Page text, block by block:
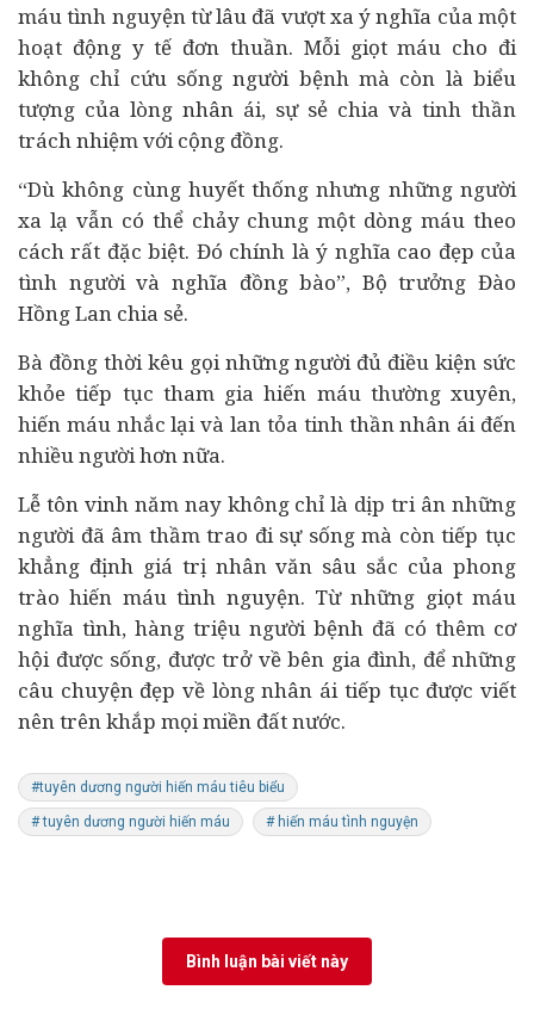
máu tình nguyện từ lâu đã vượt xa ý nghĩa của một
hoạt động y tế đơn thuần. Mỗi giọt máu cho đi
không chỉ cứu sống người bệnh mà còn là biểu
tượng của lòng nhân ái, sự sẻ chia và tinh thần
trách nhiệm với cộng đồng.
“Dù không cùng huyết thống nhưng những người
xa lạ vẫn có thể chảy chung một dòng máu theo
cách rất đặc biệt. Đó chính là ý nghĩa cao đẹp của
tình người và nghĩa đồng bào”, Bộ trưởng Đào
Hồng Lan chia sẻ.
Bà đồng thời kêu gọi những người đủ điều kiện sức
khỏe tiếp tục tham gia hiến máu thường xuyên,
hiến máu nhắc lại và lan tỏa tinh thần nhân ái đến
nhiều người hơn nữa.
Lễ tôn vinh năm nay không chỉ là dịp tri ân những
người đã âm thầm trao đi sự sống mà còn tiếp tục
khẳng định giá trị nhân văn sâu sắc của phong
trào hiến máu tình nguyện. Từ những giọt máu
nghĩa tình, hàng triệu người bệnh đã có thêm cơ
hội được sống, được trở về bên gia đình, để những
câu chuyện đẹp về lòng nhân ái tiếp tục được viết
nên trên khắp mọi miền đất nước.
#tuyên dương người hiến máu tiêu biểu
# tuyên dương người hiến máu # hiến máu tình nguyện
Bình luận bài viết này